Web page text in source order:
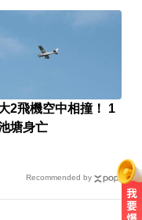
2飛機空中相撞！ 1
塘身亡
Recommended by